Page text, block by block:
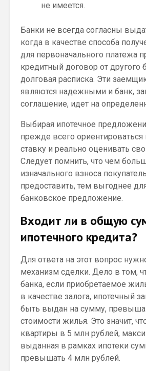
не имеется.
Банки не всегда согласны
когда в качестве способа
для первоначального платежа
кредитный договор от другого
долговая расписка. Эти
являются надежными и банк,
соглашение, идет на
Выбирая ипотечное
прежде всего
ставку и реально оценивать
Следует помнить, что чем
изначального взноса
предоставить, тем выгоднее
банковское предложение.
Входит ли в общую
ипотечного кредита?
Для ответа на этот вопрос
механизм сделки. Дело в том,
банка, если приобретаемое
в качестве залога, ипотечный
быть выдан на сумму,
стоимости жилья. Это значит,
квартиры в 5 млн рублей,
выданная в рамках ипотеки
превышать 4 млн рублей.